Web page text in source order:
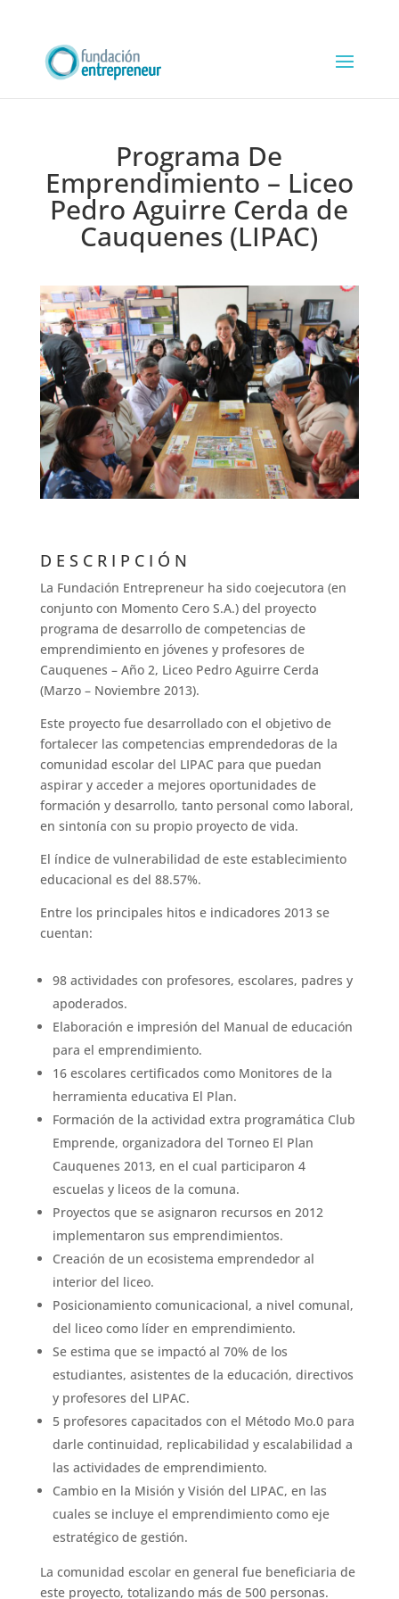
Programa De
Emprendimiento – Liceo
Pedro Aguirre Cerda de
Cauquenes (LIPAC)
D E S C R I P C I Ó N
La Fundación Entrepreneur ha sido coejecutora (en
conjunto con Momento Cero S.A.) del proyecto
programa de desarrollo de competencias de
emprendimiento en jóvenes y profesores de
Cauquenes – Año 2, Liceo Pedro Aguirre Cerda
(Marzo – Noviembre 2013).
Este proyecto fue desarrollado con el objetivo de
fortalecer las competencias emprendedoras de la
comunidad escolar del LIPAC para que puedan
aspirar y acceder a mejores oportunidades de
formación y desarrollo, tanto personal como laboral,
en sintonía con su propio proyecto de vida.
El índice de vulnerabilidad de este establecimiento
educacional es del 88.57%.
Entre los principales hitos e indicadores 2013 se
cuentan:
98 actividades con profesores, escolares, padres y
apoderados.
Elaboración e impresión del Manual de educación
para el emprendimiento.
16 escolares certificados como Monitores de la
herramienta educativa El Plan.
Formación de la actividad extra programática Club
Emprende, organizadora del Torneo El Plan
Cauquenes 2013, en el cual participaron 4
escuelas y liceos de la comuna.
Proyectos que se asignaron recursos en 2012
implementaron sus emprendimientos.
Creación de un ecosistema emprendedor al
interior del liceo.
Posicionamiento comunicacional, a nivel comunal,
del liceo como líder en emprendimiento.
Se estima que se impactó al 70% de los
estudiantes, asistentes de la educación, directivos
y profesores del LIPAC.
5 profesores capacitados con el Método Mo.0 para
darle continuidad, replicabilidad y escalabilidad a
las actividades de emprendimiento.
Cambio en la Misión y Visión del LIPAC, en las
cuales se incluye el emprendimiento como eje
estratégico de gestión.
La comunidad escolar en general fue beneficiaria de
este proyecto, totalizando más de 500 personas.